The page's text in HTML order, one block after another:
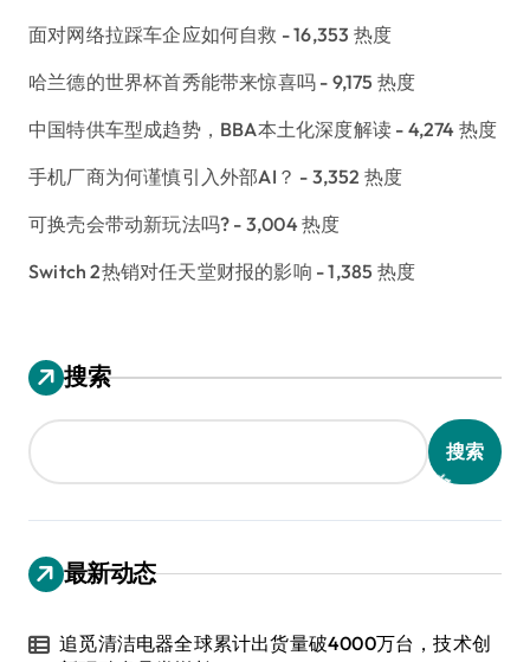
面对网络拉踩车企应如何自救 - 16,353 热度
哈兰德的世界杯首秀能带来惊喜吗 - 9,175 热度
中国特供车型成趋势，BBA本土化深度解读 - 4,274 热度
手机厂商为何谨慎引入外部AI？ - 3,352 热度
可换壳会带动新玩法吗? - 3,004 热度
Switch 2热销对任天堂财报的影响 - 1,385 热度
搜索
搜索
最新动态
追觅清洁电器全球累计出货量破4000万台，技术创